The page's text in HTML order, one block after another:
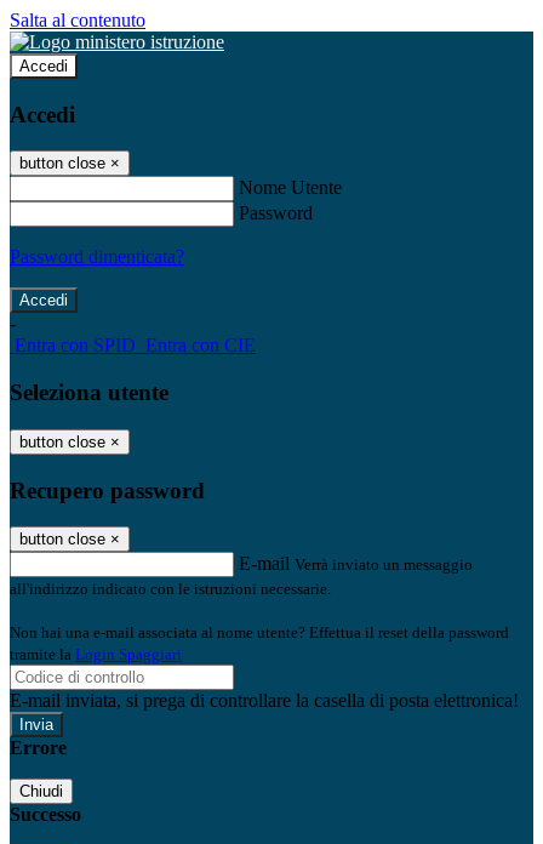
Salta al contenuto
Accedi
Accedi
button close ×
Nome Utente
Password
Password dimenticata?
-
Entra con SPID Entra con CIE
Seleziona utente
button close ×
Recupero password
button close ×
E-mail Verrà inviato un messaggio
all'indirizzo indicato con le istruzioni necessarie.
Non hai una e-mail associata al nome utente? Effettua il reset della password
tramite la Login Spaggiari
E-mail inviata, si prega di controllare la casella di posta elettronica!
Errore
Chiudi
Successo